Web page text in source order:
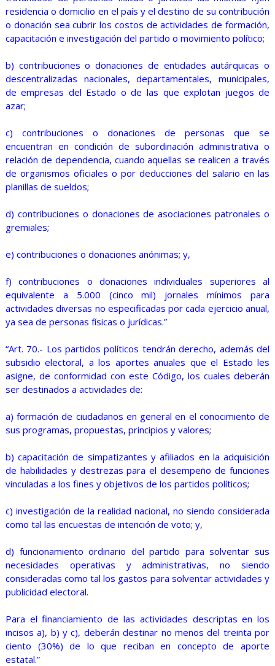
residencia o domicilio en el país y el destino de su contribución
o donación sea cubrir los costos de actividades de formación,
capacitación e investigación del partido o movimiento político;
b) contribuciones o donaciones de entidades autárquicas o
descentralizadas nacionales, departamentales, municipales,
de empresas del Estado o de las que explotan juegos de
azar;
c) contribuciones o donaciones de personas que se
encuentran en condición de subordinación administrativa o
relación de dependencia, cuando aquellas se realicen a través
de organismos oficiales o por deducciones del salario en las
planillas de sueldos;
d) contribuciones o donaciones de asociaciones patronales o
gremiales;
e) contribuciones o donaciones anónimas; y,
f) contribuciones o donaciones individuales superiores al
equivalente a 5.000 (cinco mil) jornales mínimos para
actividades diversas no especificadas por cada ejercicio anual,
ya sea de personas físicas o jurídicas.”
“Art. 70.- Los partidos políticos tendrán derecho, además del
subsidio electoral, a los aportes anuales que el Estado les
asigne, de conformidad con este Código, los cuales deberán
ser destinados a actividades de:
a) formación de ciudadanos en general en el conocimiento de
sus programas, propuestas, principios y valores;
b) capacitación de simpatizantes y afiliados en la adquisición
de habilidades y destrezas para el desempeño de funciones
vinculadas a los fines y objetivos de los partidos políticos;
c) investigación de la realidad nacional, no siendo considerada
como tal las encuestas de intención de voto; y,
d) funcionamiento ordinario del partido para solventar sus
necesidades operativas y administrativas, no siendo
consideradas como tal los gastos para solventar actividades y
publicidad electoral.
Para el financiamiento de las actividades descriptas en los
incisos a), b) y c), deberán destinar no menos del treinta por
ciento (30%) de lo que reciban en concepto de aporte
estatal.”